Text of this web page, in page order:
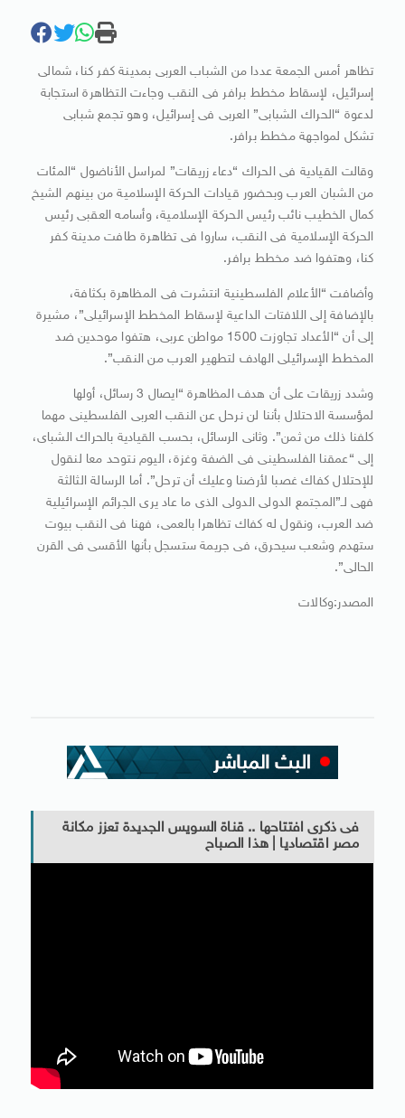
تظاهر أمس الجمعة عددا من الشباب العربى بمدينة كفر كنا، شمالى
إسرائيل، لإسقاط مخطط برافر فى النقب وجاءت التظاهرة استجابة
لدعوة “الحراك الشبابى” العربى فى إسرائيل، وهو تجمع شبابى
تشكل لمواجهة مخطط برافر.
وقالت القيادية فى الحراك “دعاء زريقات” لمراسل الأناضول “المئات
من الشبان العرب وبحضور قيادات الحركة الإسلامية من بينهم الشيخ
كمال الخطيب نائب رئيس الحركة الإسلامية، وأسامه العقبى رئيس
الحركة الإسلامية فى النقب، ساروا فى تظاهرة طافت مدينة كفر
كنا، وهتفوا ضد مخطط برافر.
وأضافت “الأعلام الفلسطينية انتشرت فى المظاهرة بكثافة،
بالإضافة إلى اللافتات الداعية لإسقاط المخطط الإسرائيلى”، مشيرة
إلى أن “الأعداد تجاوزت 1500 مواطن عربى، هتفوا موحدين ضد
المخطط الإسرائيلى الهادف لتطهير العرب من النقب”.
وشدد زريقات على أن هدف المظاهرة “ايصال 3 رسائل، أولها
لمؤسسة الاحتلال بأننا لن نرحل عن النقب العربى الفلسطينى مهما
كلفنا ذلك من ثمن”. وثانى الرسائل، بحسب القيادية بالحراك الشباى،
إلى “عمقنا الفلسطينى فى الضفة وغزة، اليوم نتوحد معا لنقول
للإحتلال كفاك غصبا لأرضنا وعليك أن ترحل”. أما الرسالة الثالثة
فهى لـ”المجتمع الدولى الدولى الذى ما عاد يرى الجرائم الإسرائيلية
ضد العرب، ونقول له كفاك تظاهرا بالعمى، فهنا فى النقب بيوت
ستهدم وشعب سيحرق، فى جريمة ستسجل بأنها الأقسى فى القرن
الحالى”.
المصدر:وكالات
فى ذكرى افتتاحها .. قناة السويس الجديدة تعزز مكانة
مصر اقتصاديا | هذا الصباح